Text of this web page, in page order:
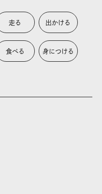
走る 出かける
食べる 身につける